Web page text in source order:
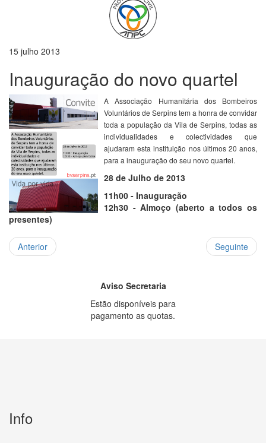
15 julho 2013
Inauguração do novo quartel
A Associação Humanitária dos Bombeiros
Voluntários de Serpins tem a honra de convidar
toda a população da Vila de Serpins, todas as
individualidades e colectividades que
ajudaram esta instituição nos últimos 20 anos,
para a inauguração do seu novo quartel.
28 de Julho de 2013
11h00 - Inauguração
12h30 - Almoço (aberto a todos os
presentes)
Anterior Seguinte
Aviso Secretaria
Estão disponíveis para
pagamento as quotas.
Info